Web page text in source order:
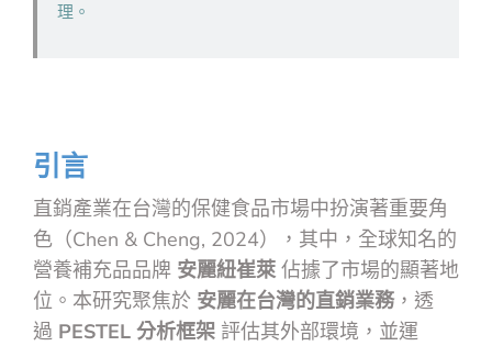
理。
引言
直銷產業在台灣的保健食品市場中扮演著重要角
色（Chen & Cheng, 2024），其中，全球知名的
營養補充品品牌 安麗紐崔萊 佔據了市場的顯著地
位。本研究聚焦於 安麗在台灣的直銷業務 ，透
過 PESTEL 分析框架 評估其外部環境，並運